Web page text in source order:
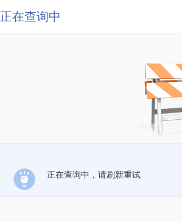
正在查询中
正在查询中，请刷新重试